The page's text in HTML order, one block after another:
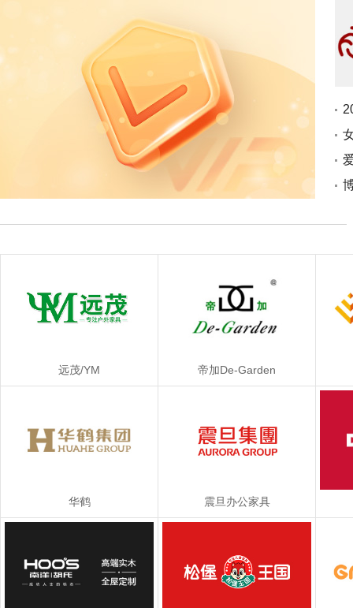
远茂/YM 帝加De-Garden
华鹤 震旦办公家具